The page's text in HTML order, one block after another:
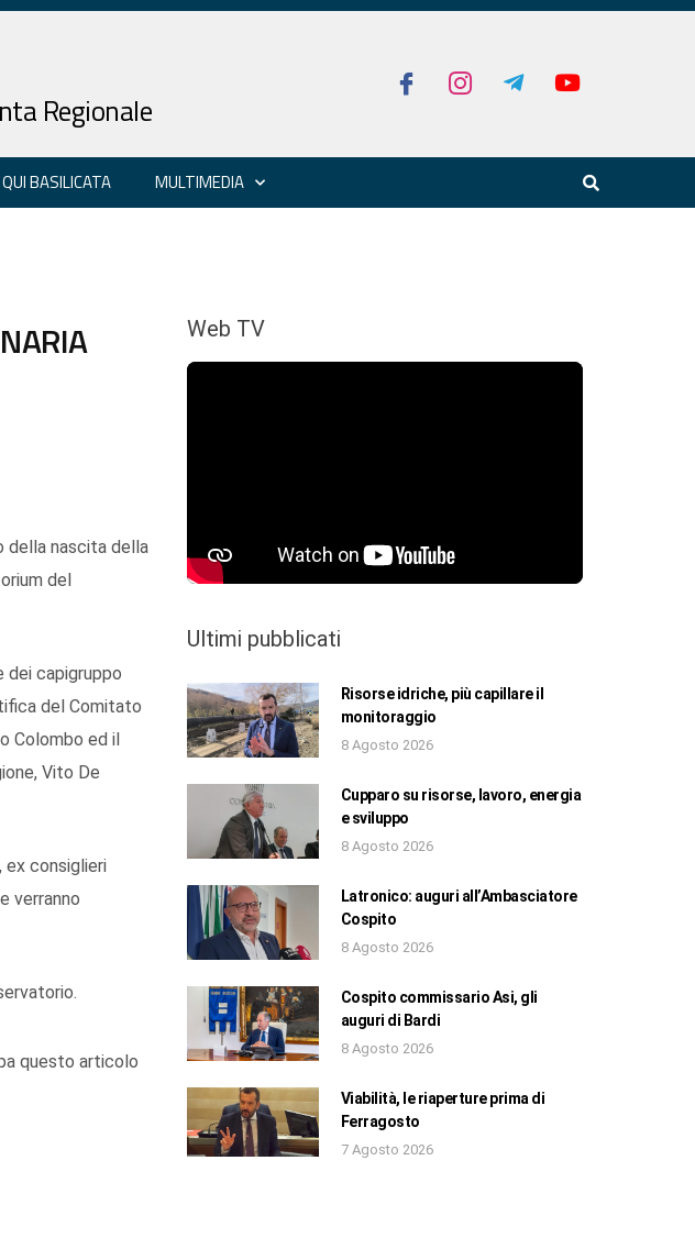
Regionale
QUI BASILICATA MULTIMEDIA
della nascita della
del
dei capigruppo
del Comitato
Colombo ed il
Vito De
ex consiglieri
verranno
questo articolo
Web TV
Ultimi pubblicati
Risorse idriche, più capillare il
monitoraggio
8 Agosto 2026
Cupparo su risorse, lavoro, energia
e sviluppo
8 Agosto 2026
Latronico: auguri all’Ambasciatore
Cospito
8 Agosto 2026
Cospito commissario Asi, gli
auguri di Bardi
8 Agosto 2026
Viabilità, le riaperture prima di
Ferragosto
7 Agosto 2026